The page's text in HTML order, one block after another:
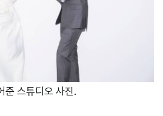
준 스튜디오 사진.